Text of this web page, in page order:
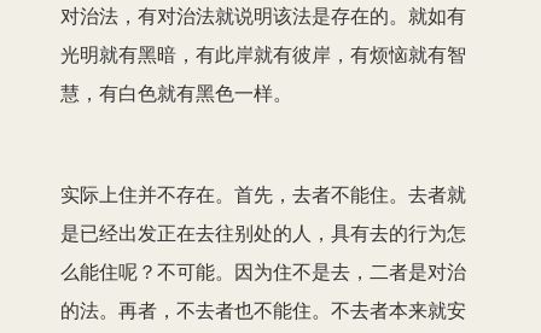
对治法，有对治法就说明该法是存在的。就如有
光明就有黑暗，有此岸就有彼岸，有烦恼就有智
慧，有白色就有黑色一样。
实际上住并不存在。首先，去者不能住。去者就
是已经出发正在去往别处的人，具有去的行为怎
么能住呢？不可能。因为住不是去，二者是对治
的法。再者，不去者也不能住。不去者本来就安